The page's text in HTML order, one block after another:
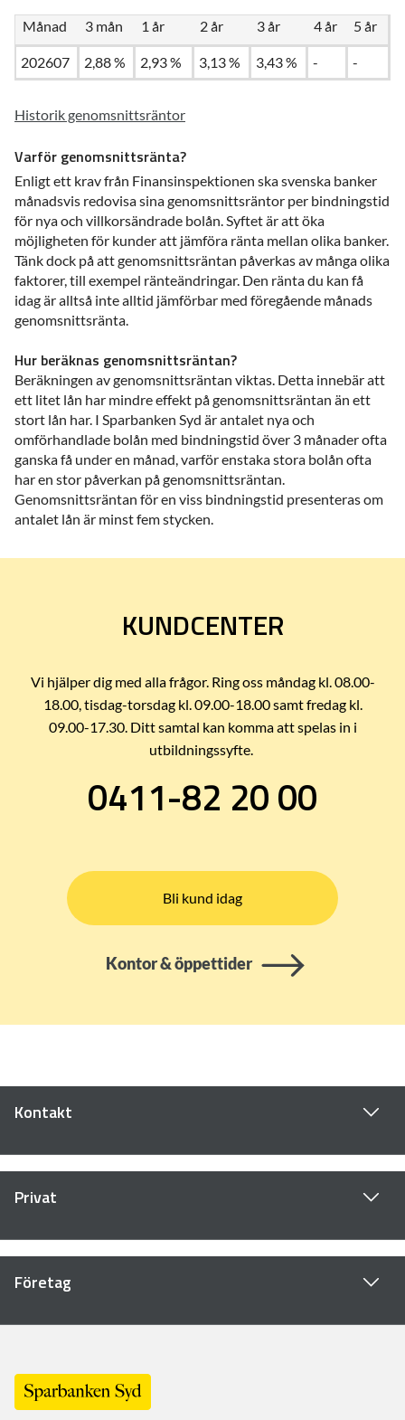
Månad 3 mån 1 år 2 år 3 år 4 år 5 år
202607 2,88 % 2,93 % 3,13 % 3,43 % - -
Historik genomsnittsräntor
Varför genomsnittsränta?
Enligt ett krav från Finansinspektionen ska svenska banker
månadsvis redovisa sina genomsnittsräntor per bindningstid
för nya och villkorsändrade bolån. Syftet är att öka
möjligheten för kunder att jämföra ränta mellan olika banker.
Tänk dock på att genomsnittsräntan påverkas av många olika
faktorer, till exempel ränteändringar. Den ränta du kan få
idag är alltså inte alltid jämförbar med föregående månads
genomsnittsränta.
Hur beräknas genomsnittsräntan?
Beräkningen av genomsnittsräntan viktas. Detta innebär att
ett litet lån har mindre effekt på genomsnittsräntan än ett
stort lån har. I Sparbanken Syd är antalet nya och
omförhandlade bolån med bindningstid över 3 månader ofta
ganska få under en månad, varför enstaka stora bolån ofta
har en stor påverkan på genomsnittsräntan.
Genomsnittsräntan för en viss bindningstid presenteras om
antalet lån är minst fem stycken.
KUNDCENTER
Vi hjälper dig med alla frågor. Ring oss måndag kl. 08.00-
18.00, tisdag-torsdag kl. 09.00-18.00 samt fredag kl.
09.00-17.30. Ditt samtal kan komma att spelas in i
utbildningssyfte.
0411-82 20 00
Bli kund idag
Kontor & öppettider
Kontakt
Privat
Företag